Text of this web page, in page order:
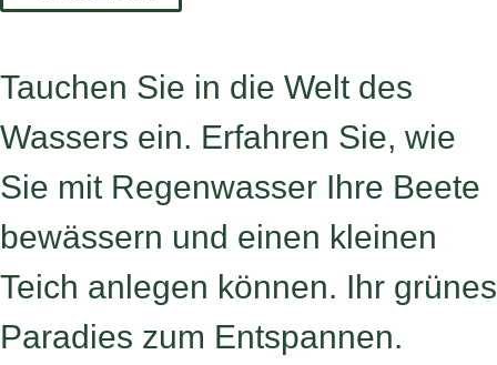
Tauchen Sie in die Welt des
Wassers ein. Erfahren Sie, wie
Sie mit Regenwasser Ihre Beete
bewässern und einen kleinen
Teich anlegen können. Ihr grünes
Paradies zum Entspannen.